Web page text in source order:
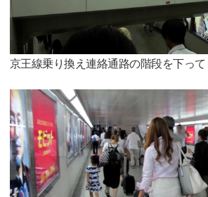
京王線乗り換え連絡通路の階段を下って